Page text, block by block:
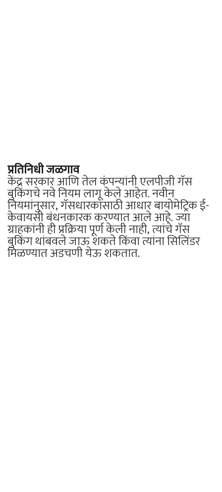
प्रतिनिधी जळगाव
केंद्र सरकार आणि तेल कंपन्यांनी एलपीजी गॅस
बुकिंगचे नवे नियम लागू केले आहेत. नवीन
नियमांनुसार, गॅसधारकांसाठी आधार बायोमेट्रिक ई-
केवायसी बंधनकारक करण्यात आले आहे. ज्या
ग्राहकांनी ही प्रक्रिया पूर्ण केली नाही, त्यांचे गॅस
बुकिंग थांबवले जाऊ शकते किंवा त्यांना सिलिंडर
मिळण्यात अडचणी येऊ शकतात.